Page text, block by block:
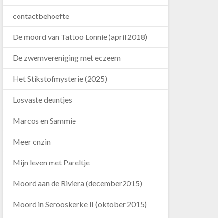
contactbehoefte
De moord van Tattoo Lonnie (april 2018)
De zwemvereniging met eczeem
Het Stikstofmysterie (2025)
Losvaste deuntjes
Marcos en Sammie
Meer onzin
Mijn leven met Pareltje
Moord aan de Riviera (december2015)
Moord in Serooskerke II (oktober 2015)